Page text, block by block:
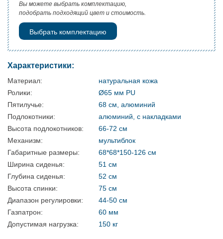
Вы можете выбрать комплектацию,
подобрать подходящий цвет и стоимость.
Выбрать комплектацию
Характеристики:
Материал:
натуральная кожа
Ролики:
Ø65 мм PU
Пятилучье:
68 см, алюминий
Подлокотники:
алюминий, с накладками
Высота подлокотников:
66-72 см
Механизм:
мультиблок
Габаритные размеры:
68*68*150-126 см
Ширина сиденья:
51 см
Глубина сиденья:
52 см
Высота спинки:
75 см
Диапазон регулировки:
44-50 см
Газпатрон:
60 мм
Допустимая нагрузка:
150 кг